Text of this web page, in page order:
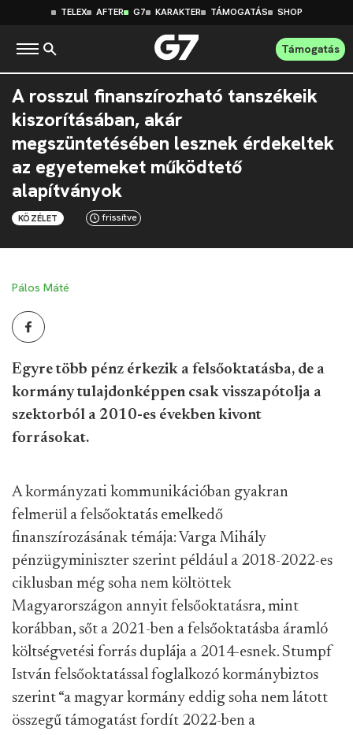
TELEX AFTER G7 KARAKTER TÁMOGATÁS SHOP
Támogatás
A rosszul finanszírozható tanszékeik
kiszorításában, akár
megszüntetésében lesznek érdekeltek
az egyetemeket működtető
alapítványok
KÖZÉLET frissítve
Pálos Máté
Egyre több pénz érkezik a felsőoktatásba, de a
kormány tulajdonképpen csak visszapótolja a
szektorból a 2010-es években kivont
forrásokat.
A kormányzati kommunikációban gyakran
felmerül a felsőoktatás emelkedő
finanszírozásának témája: Varga Mihály
pénzügyminiszter szerint például a 2018-2022-es
ciklusban még soha nem költöttek
Magyarországon annyit felsőoktatásra, mint
korábban, sőt a 2021-ben a felsőoktatásba áramló
költségvetési forrás duplája a 2014-esnek. Stumpf
István felsőoktatással foglalkozó kormánybiztos
szerint “a magyar kormány eddig soha nem látott
összegű támogatást fordít 2022-ben a